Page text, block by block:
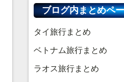
ブログ内まとめペ
タイ旅行まとめ
ベトナム旅行まとめ
ラオス旅行まとめ